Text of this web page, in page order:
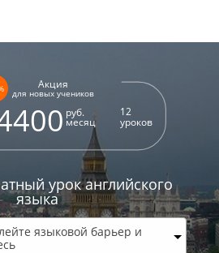
Акция
для новых учеников
руб.
месяц
12
уроков
уроканглийского
языка
языковой барьер и